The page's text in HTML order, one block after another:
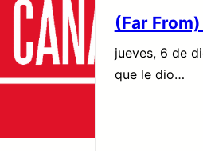
(Far
jueves, 6 de
que le dio…